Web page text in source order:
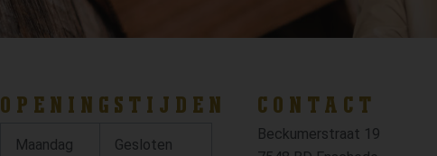
OPENINGSTIJDEN
Maandag Gesloten
CONTACT
Beckumerstraat 19